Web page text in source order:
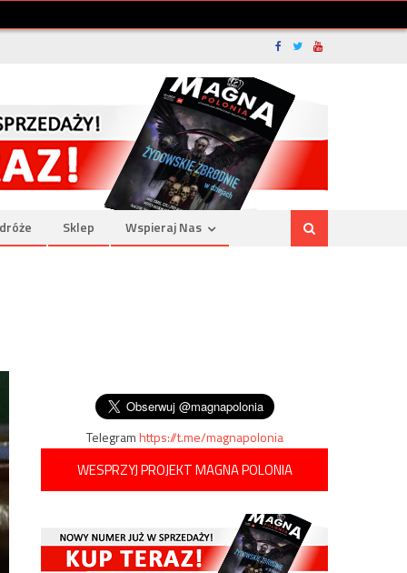
Sklep Wspieraj Nas
Telegramhttps://t.me/magnapolonia
WESPRZYJ PROJEKT MAGNA POLONIA